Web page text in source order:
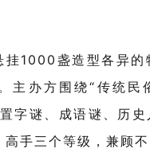
挂1000盏造型各异
主办方围绕“传统民
字谜、成语谜、历
高手三个等级，兼顾